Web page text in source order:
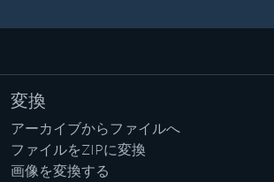
変換
アーカイブからファイルへ
ファイルをZIPに変換
画像を変換する